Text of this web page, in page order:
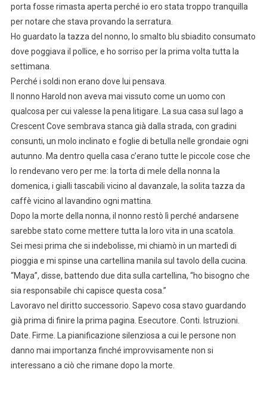
porta fosse rimasta aperta perché io ero stata troppo tranquilla
per notare che stava provando la serratura.
Ho guardato la tazza del nonno, lo smalto blu sbiadito consumato
dove poggiava il pollice, e ho sorriso per la prima volta tutta la
settimana.
Perché i soldi non erano dove lui pensava.
Il nonno Harold non aveva mai vissuto come un uomo con
qualcosa per cui valesse la pena litigare. La sua casa sul lago a
Crescent Cove sembrava stanca già dalla strada, con gradini
consunti, un molo inclinato e foglie di betulla nelle grondaie ogni
autunno. Ma dentro quella casa c’erano tutte le piccole cose che
lo rendevano vero per me: la torta di mele della nonna la
domenica, i gialli tascabili vicino al davanzale, la solita tazza da
caffè vicino al lavandino ogni mattina.
Dopo la morte della nonna, il nonno restò lì perché andarsene
sarebbe stato come mettere tutta la loro vita in una scatola.
Sei mesi prima che si indebolisse, mi chiamò in un martedì di
pioggia e mi spinse una cartellina manila sul tavolo della cucina.
“Maya”, disse, battendo due dita sulla cartellina, “ho bisogno che
sia responsabile chi capisce questa cosa.”
Lavoravo nel diritto successorio. Sapevo cosa stavo guardando
già prima di finire la prima pagina. Esecutore. Conti. Istruzioni.
Date. Firme. La pianificazione silenziosa a cui le persone non
danno mai importanza finché improvvisamente non si
interessano a ciò che rimane dopo la morte.